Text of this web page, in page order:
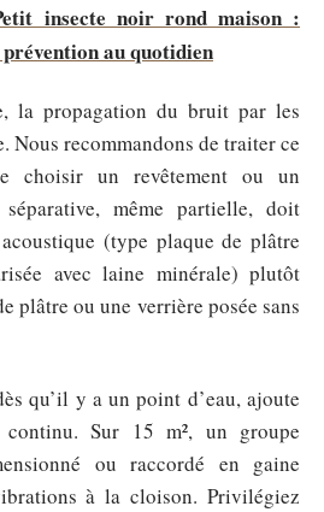
insecte noir rond maison :
au quotidien
la propagation du bruit par les
Nous recommandons de traiter ce
choisir un revêtement ou un
même partielle, doit
(type plaque de plâtre
avec laine minérale) plutôt
plâtre ou une verrière posée sans
qu’il y a un point d’eau, ajoute
Sur 15 m², un groupe
ou raccordé en gaine
à la cloison. Privilégiez